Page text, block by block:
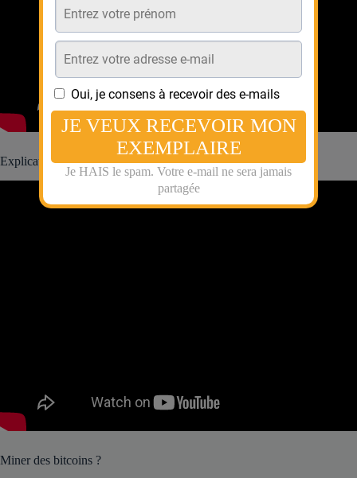
Explication vidéo de ScienceEtonnante
Miner des bitcoins ?